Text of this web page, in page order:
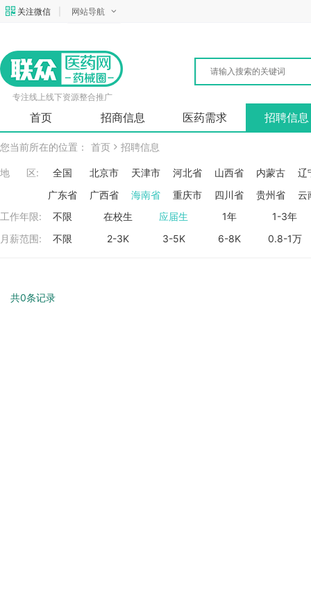
关注微信 网站导航
专注线上线下资源整合推广
首页 招商信息 医药需求 招聘信息
您当前所在的位置： 首页 招聘信息
地 区: 全国 北京市 天津市 河北省 山西省 内蒙古
辽
广东省
广西省 海南省 重庆市 四川省 贵州省
云
工作年限:
不限 在校生 应届生 1年
1-3年
月薪范围:
不限 2-3K 3-5K 6-8K 0.8-1万
共0条记录